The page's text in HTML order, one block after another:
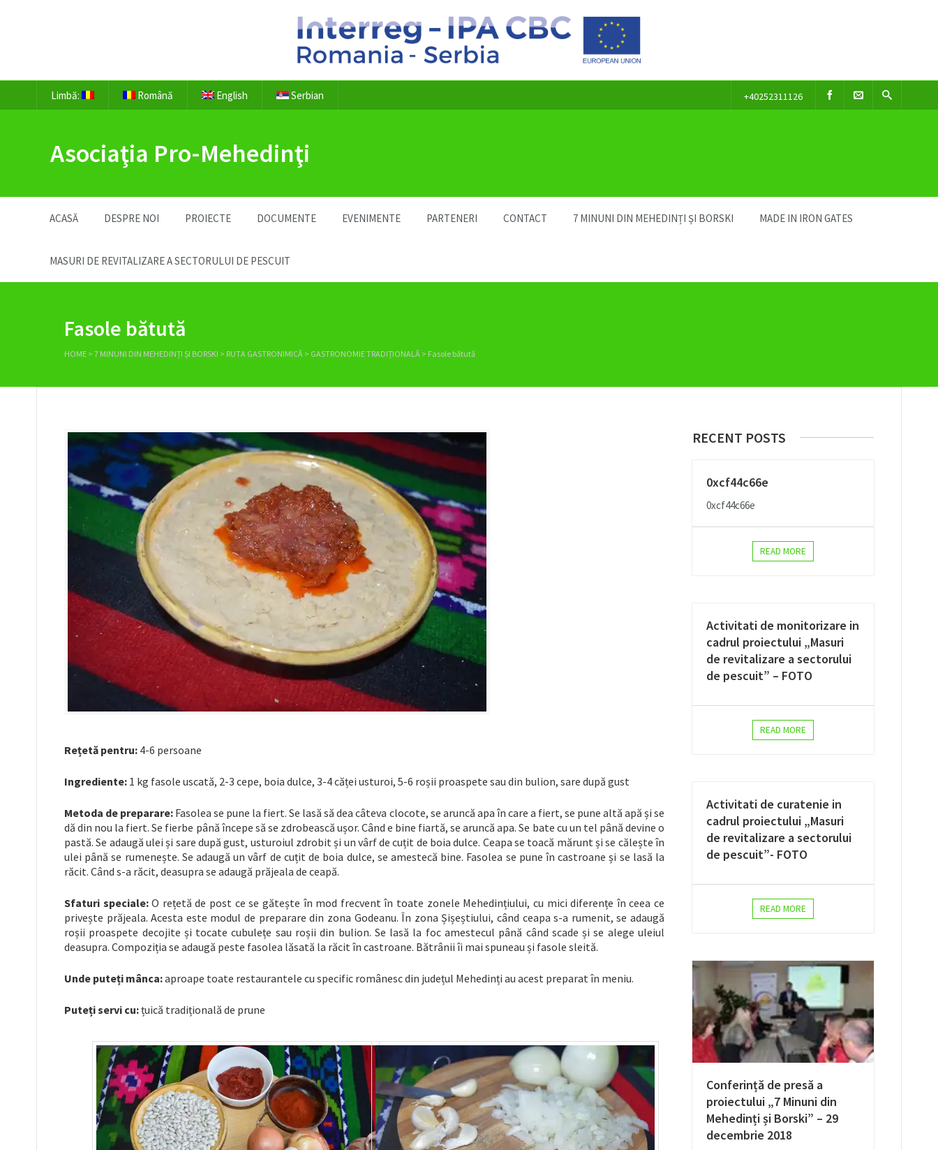
Limbă: Română English Serbian +40252311126
Asociaţia Pro-Mehedinţi
ACASĂ DESPRE NOI PROIECTE DOCUMENTE EVENIMENTE PARTENERI CONTACT 7 MINUNI DIN MEHEDINȚI ȘI BORSKI MADE IN IRON GATES
MASURI DE REVITALIZARE A SECTORULUI DE PESCUIT
Fasole bătută
HOME > 7 MINUNI DIN MEHEDINȚI ȘI BORSKI > RUTA GASTRONIMICĂ > GASTRONOMIE TRADIȚIONALĂ > Fasole bătută
Rețetă pentru: 4-6 persoane
Ingrediente: 1 kg fasole uscată, 2-3 cepe, boia dulce, 3-4 căței usturoi, 5-6 roșii proaspete sau din bulion, sare după gust
Metoda de preparare: Fasolea se pune la fiert. Se lasă să dea câteva clocote, se aruncă apa în care a fiert, se pune altă apă și se
dă din nou la fiert. Se fierbe până începe să se zdrobească ușor. Când e bine fiartă, se aruncă apa. Se bate cu un tel până devine o
pastă. Se adaugă ulei și sare după gust, usturoiul zdrobit și un vârf de cuțit de boia dulce. Ceapa se toacă mărunt și se călește în
ulei până se rumenește. Se adaugă un vârf de cuțit de boia dulce, se amestecă bine. Fasolea se pune în castroane și se lasă la
răcit. Când s-a răcit, deasupra se adaugă prăjeala de ceapă.
Sfaturi speciale:O rețetă de post ce se gătește în mod frecvent în toate zonele Mehedințiului, cu mici diferențe în ceea ce
privește prăjeala. Acesta este modul de preparare din zona Godeanu. În zona Șișeștiului, când ceapa s-a rumenit, se adaugă
roșii proaspete decojite și tocate cubulețe sau roșii din bulion. Se lasă la foc amestecul până când scade și se alege uleiul
deasupra. Compoziția se adaugă peste fasolea lăsată la răcit în castroane. Bătrânii îi mai spuneau și fasole sleită.
Unde puteți mânca:aproape toate restaurantele cu specific românesc din județul Mehedinți au acest preparat în meniu.
Puteți servi cu:țuică tradițională de prune
RECENT POSTS
0xcf44c66e
0xcf44c66e
READ MORE
Activitati de monitorizare in
cadrul proiectului „Masuri
de revitalizare a sectorului
de pescuit” – FOTO
READ MORE
Activitati de curatenie in
cadrul proiectului „Masuri
de revitalizare a sectorului
de pescuit”- FOTO
READ MORE
Conferință de presă a
proiectului „7 Minuni din
Mehedinți și Borski” – 29
decembrie 2018